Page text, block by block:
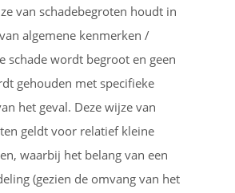
van schadebegroten houdt in
algemene kenmerken /
schade wordt begroot en geen
gehouden met specifieke
het geval. Deze wijze van
geldt voor relatief kleine
waarbij het belang van een
(gezien de omvang van het